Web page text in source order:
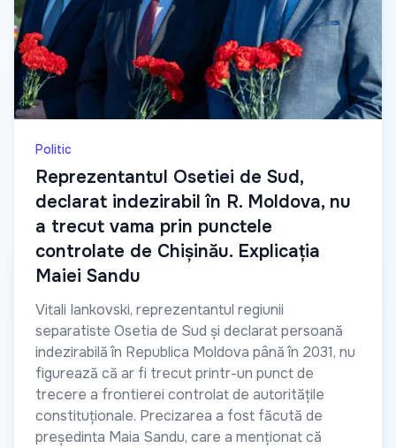
Politic
Reprezentantul Osetiei de Sud,
declarat indezirabil în R. Moldova, nu
a trecut vama prin punctele
controlate de Chișinău. Explicația
Maiei Sandu
Vitali Iankovski, reprezentantul regiunii
separatiste Osetia de Sud și declarat persoană
indezirabilă în Republica Moldova până în 2031, nu
figurează că ar fi trecut printr-un punct de
trecere a frontierei controlat de autoritățile
constituționale. Precizarea a fost făcută de
președinta Maia Sandu, care a menționat că